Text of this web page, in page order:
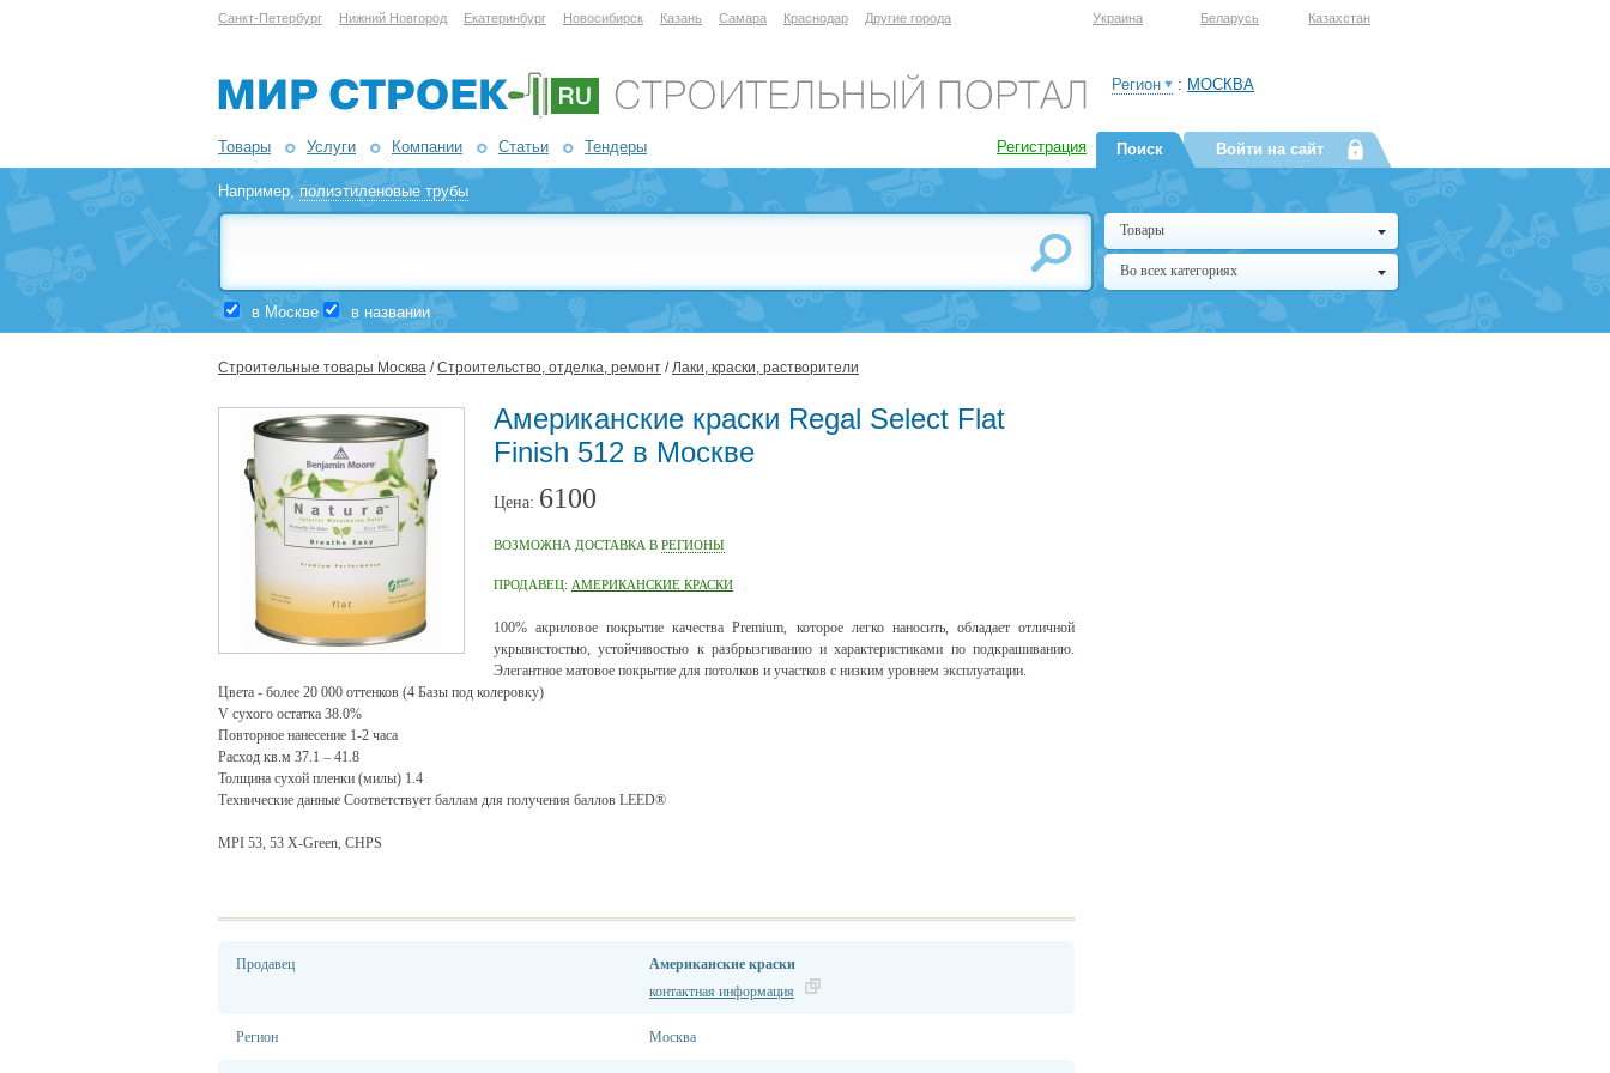
Санкт-Петербург Нижний Новгород Екатеринбург Новосибирск Казань Самара Краснодар Другие города Украина Беларусь Казахстан
Товары Услуги Компании Статьи Тендеры Регистрация
Регион : МОСКВА
Например,полиэтиленовые трубы
в Москве в названии
Поиск Войти на сайт
Товары
Во всех категориях
Строительные товары Москва /Строительство, отделка, ремонт /Лаки, краски, растворители
Американские краски Regal Select Flat
Finish 512 в Москве
Цена: 6100
ВОЗМОЖНА ДОСТАВКА В РЕГИОНЫ
ПРОДАВЕЦ: АМЕРИКАНСКИЕ КРАСКИ
100% акриловое покрытие качества Premium, которое легко наносить, обладает отличной
укрывистостью, устойчивостью к разбрызгиванию и характеристиками по подкрашиванию.
Элегантное матовое покрытие для потолков и участков с низким уровнем эксплуатации.
Цвета - более 20 000 оттенков (4 Базы под колеровку)
V сухого остатка 38.0%
Повторное нанесение 1-2 часа
Расход кв.м 37.1 – 41.8
Толщина сухой пленки (милы) 1.4
Технические данные Соответствует баллам для получения баллов LEED®
MPI 53, 53 X-Green, CHPS
Продавец
Американские краски
контактная информация
Регион Москва